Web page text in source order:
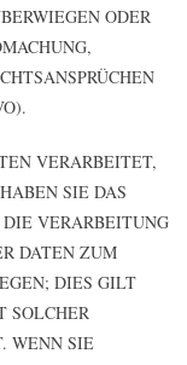
ODER
VERARBEITET,
SIE DAS
DIE VERARBEITUNG
DATEN ZUM
DIES GILT
SOLCHER
WENN SIE